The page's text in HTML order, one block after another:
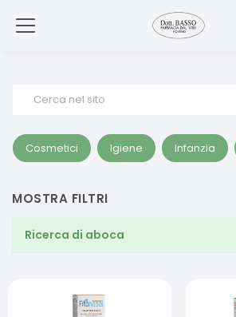
Cerca nel sito
Cosmetici Igiene Infanzia
MOSTRA FILTRI
Ricerca di aboca